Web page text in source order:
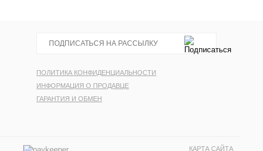
ПОЛИТИКА КОНФИДЕНЦИАЛЬНОСТИ
ИНФОРМАЦИЯ О ПРОДАВЦЕ
ГАРАНТИЯ И ОБМЕН
КАРТА САЙТА